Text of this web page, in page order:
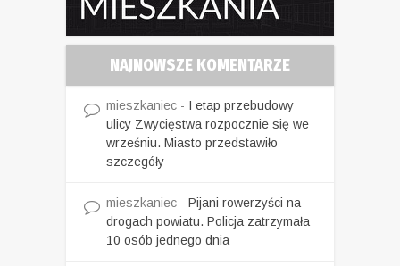
NAJNOWSZE KOMENTARZE
mieszkaniec - I etap przebudowy
ulicy Zwycięstwa rozpocznie się we
wrześniu. Miasto przedstawiło
szczegóły
mieszkaniec - Pijani rowerzyści na
drogach powiatu. Policja zatrzymała
10 osób jednego dnia